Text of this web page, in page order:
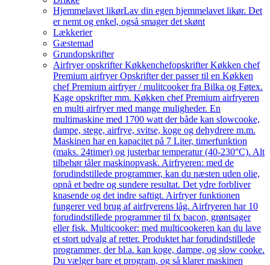
Hjemmelavet likørLav din egen hjemmelavet likør. Det
er nemt og enkel, også smager det skønt
Lækkerier
Gæstemad
Grundopskrifter
Airfryer opskrifter Køkkenchefopskrifter Køkken chef
Premium airfryer Opskrifter der passer til en Køkken
chef Premium airfryer / mulitcooker fra Bilka og Føtex.
Kage opskrifter mm. Køkken chef Premium airfryeren
en multi airfryer med mange muligheder. En
multimaskine med 1700 watt der både kan slowcooke,
dampe, stege, airfrye, svitse, koge og dehydrere m.m.
Maskinen har en kapacitet på 7 Liter, timerfunktion
(maks. 24timer) og justerbar temperatur (40-230°C). Alt
tilbehør tåler maskinopvask. Airfryeren: med de
forudindstillede programmer, kan du næsten uden olie,
opnå et bedre og sundere resultat. Det ydre forbliver
knasende og det indre saftigt. Airfryer funktionen
fungerer ved brug af airfryerens låg. Airfryeren har 10
forudindstillede programmer til fx bacon, grøntsager
eller fisk. Multicooker: med multicookeren kan du lave
et stort udvalg af retter. Produktet har forudindstillede
programmer, der bl.a. kan koge, dampe, og slow cooke.
Du vælger bare et program, og så klarer maskinen